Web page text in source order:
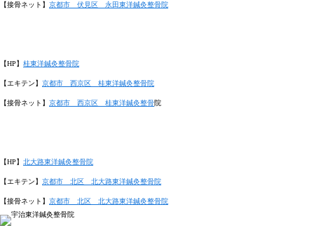
【接骨ネット】 京都市 伏見区 永田東洋鍼灸整骨院
【HP】 桂東洋鍼灸整骨院
【エキテン】 京都市 西京区 桂東洋鍼灸整骨院
【接骨ネット】 京都市 西京区 桂東洋鍼灸整骨院
【HP】 北大路東洋鍼灸整骨院
【エキテン】 京都市 北区 北大路東洋鍼灸整骨院
【接骨ネット】 京都市 北区 北大路東洋鍼灸整骨院